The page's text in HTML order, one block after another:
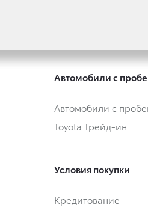
Автомобили с
Автомобили с
Toyota Трейд-ин
Условия покупки
Кредитование